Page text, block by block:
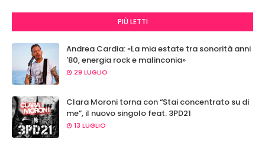
PIÙ LETTI
Andrea Cardia: «La mia estate tra sonorità anni
'80, energia rock e malinconia»
29 LUGLIO
Clara Moroni torna con “Stai concentrato su di
me”, il nuovo singolo feat. 3PD21
13 LUGLIO